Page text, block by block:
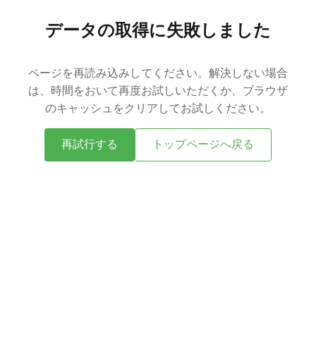
データの取得に失敗しました
ページを再読み込みしてください。解決しない場合
は、時間をおいて再度お試しいただくか、ブラウザ
のキャッシュをクリアしてお試しください。
再試行する トップページへ戻る